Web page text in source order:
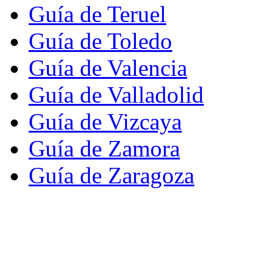
Guía de Teruel
Guía de Toledo
Guía de Valencia
Guía de Valladolid
Guía de Vizcaya
Guía de Zamora
Guía de Zaragoza